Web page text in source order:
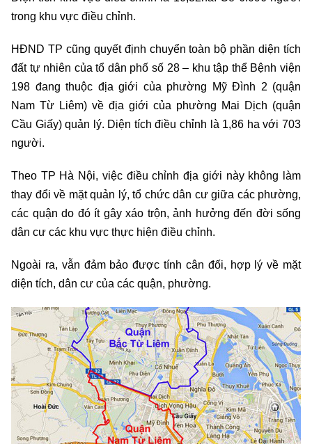
trong khu vực điều chỉnh.
HĐND TP cũng quyết định chuyển toàn bộ phần diện tích
đất tự nhiên của tổ dân phố số 28 – khu tập thể Bệnh viện
198 đang thuộc địa giới của phường Mỹ Đình 2 (quận
Nam Từ Liêm) về địa giới của phường Mai Dịch (quận
Cầu Giấy) quản lý. Diện tích điều chỉnh là 1,86 ha với 703
người.
Theo TP Hà Nội, việc điều chỉnh địa giới này không làm
thay đổi về mặt quản lý, tổ chức dân cư giữa các phường,
các quận do đó ít gây xáo trộn, ảnh hưởng đến đời sống
dân cư các khu vực thực hiện điều chỉnh.
Ngoài ra, vẫn đảm bảo được tính cân đối, hợp lý về mặt
diện tích, dân cư của các quận, phường.